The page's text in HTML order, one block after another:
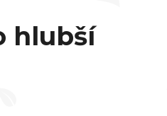
hlubší